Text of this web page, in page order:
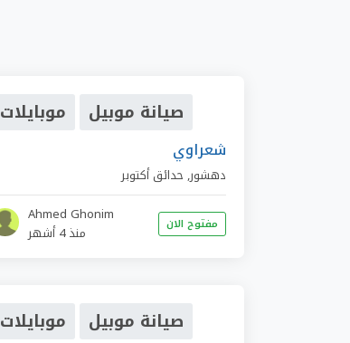
موبايلات صيانة موبيل
شعراوي
دهشور, حدائق أكتوبر
Ahmed Ghonim
منذ 4 أشهر
مفتوح الان
موبايلات
صيانة موبيل